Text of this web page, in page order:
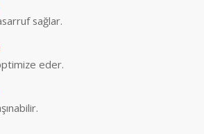
sağlar.
eder.